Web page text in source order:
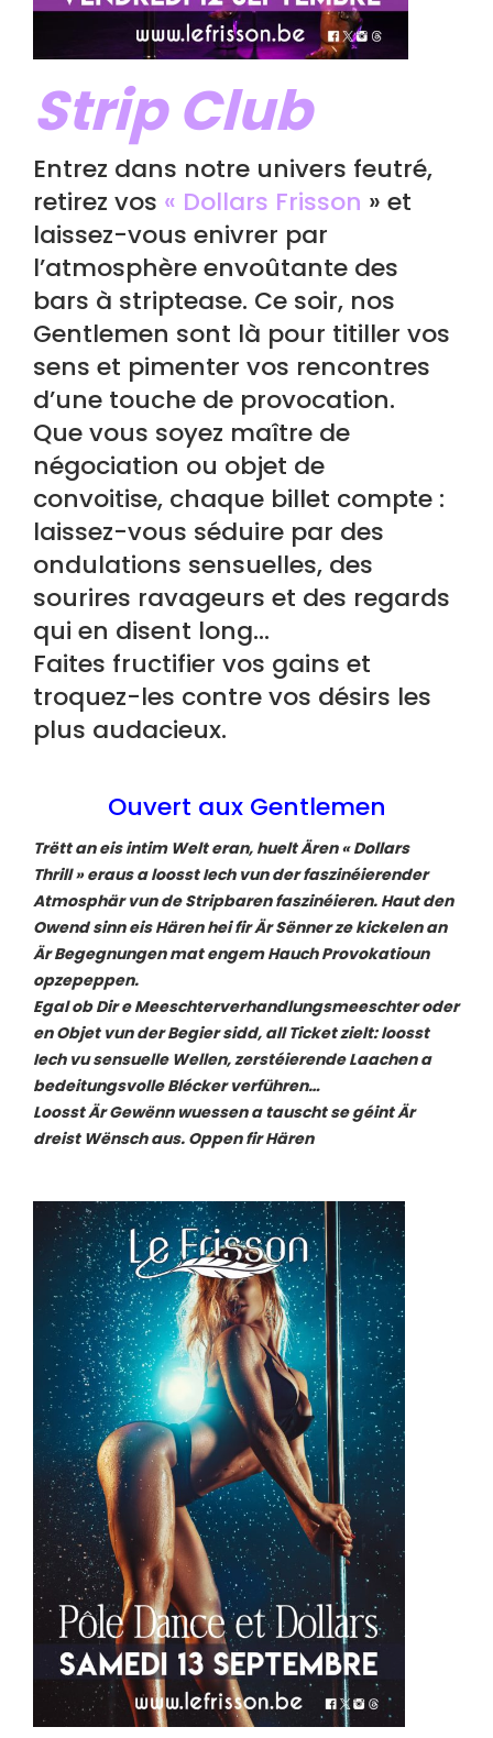
Strip Club
Entrez dans notre univers feutré,
retirez vos « Dollars Frisson » et
laissez-vous enivrer par
l’atmosphère envoûtante des
bars à striptease. Ce soir, nos
Gentlemen sont là pour titiller vos
sens et pimenter vos rencontres
d’une touche de provocation.
Que vous soyez maître de
négociation ou objet de
convoitise, chaque billet compte :
laissez-vous séduire par des
ondulations sensuelles, des
sourires ravageurs et des regards
qui en disent long…
Faites fructifier vos gains et
troquez-les contre vos désirs les
plus audacieux.
Ouvert aux Gentlemen
Trëtt an eis intim Welt eran, huelt Ären « Dollars
Thrill » eraus a loosst Iech vun der faszinéierender
Atmosphär vun de Stripbaren faszinéieren. Haut den
Owend sinn eis Hären hei fir Är Sënner ze kickelen an
Är Begegnungen mat engem Hauch Provokatioun
opzepeppen.
Egal ob Dir e Meeschterverhandlungsmeeschter oder
en Objet vun der Begier sidd, all Ticket zielt: loosst
Iech vu sensuelle Wellen, zerstéierende Laachen a
bedeitungsvolle Blécker verführen…
Loosst Är Gewënn wuessen a tauscht se géint Är
dreist Wënsch aus. Oppen fir Hären